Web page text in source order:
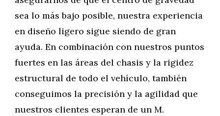
sea lo más bajo posible, nuestra experiencia
en diseño ligero sigue siendo de gran
ayuda. En combinación con nuestros puntos
fuertes en las áreas del chasis y la rigidez
estructural de todo el vehículo, también
conseguimos la precisión y la agilidad que
nuestros clientes esperan de un M.